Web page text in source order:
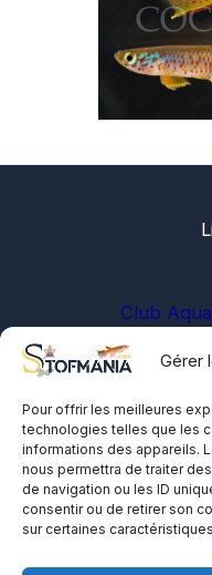
Gérer
Pour offrir les meilleures
technologies telles que les
informations des appareils.
nous permettra de traiter
de navigation ou les ID
consentir ou de retirer son
sur certaines
Club